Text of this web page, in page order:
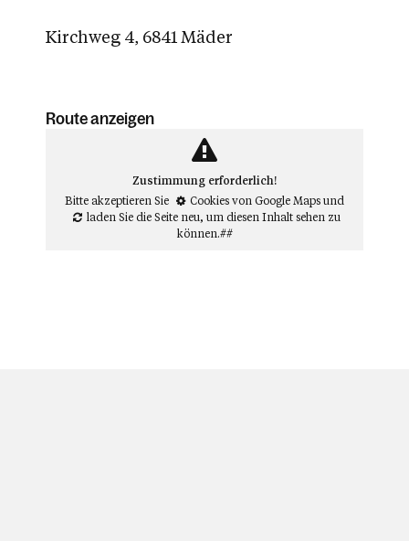
Kirchweg 4, 6841 Mäder
Route anzeigen
Zustimmung erforderlich!
Bitte akzeptieren Sie
Cookies von Google Mapsund
laden Sie die Seite neu, um diesen Inhalt sehen zu
können.##